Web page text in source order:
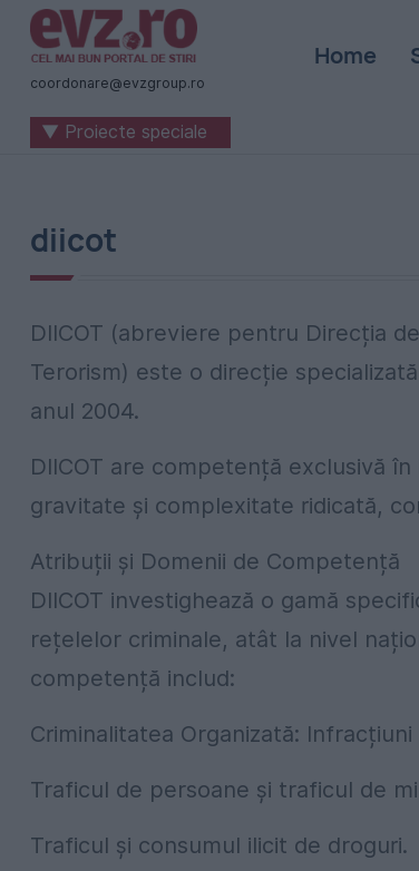
Știri
naționale
internaționale
România
-
Zilei
coordonare@evzgroup.ro
Home
▼ Proiecte speciale
diicot
DIICOT (abreviere pentru Direcția
Terorism) este o direcție
anul 2004.
DIICOT are competență exclusivă
gravitate și complexitate ridicată,
Atribuții și Domenii de Competență
DIICOT investighează o gamă
rețelelor criminale, atât la nivel
competență includ:
Criminalitatea Organizată:
Traficul de persoane și traficul de
Traficul și consumul ilicit de droguri.